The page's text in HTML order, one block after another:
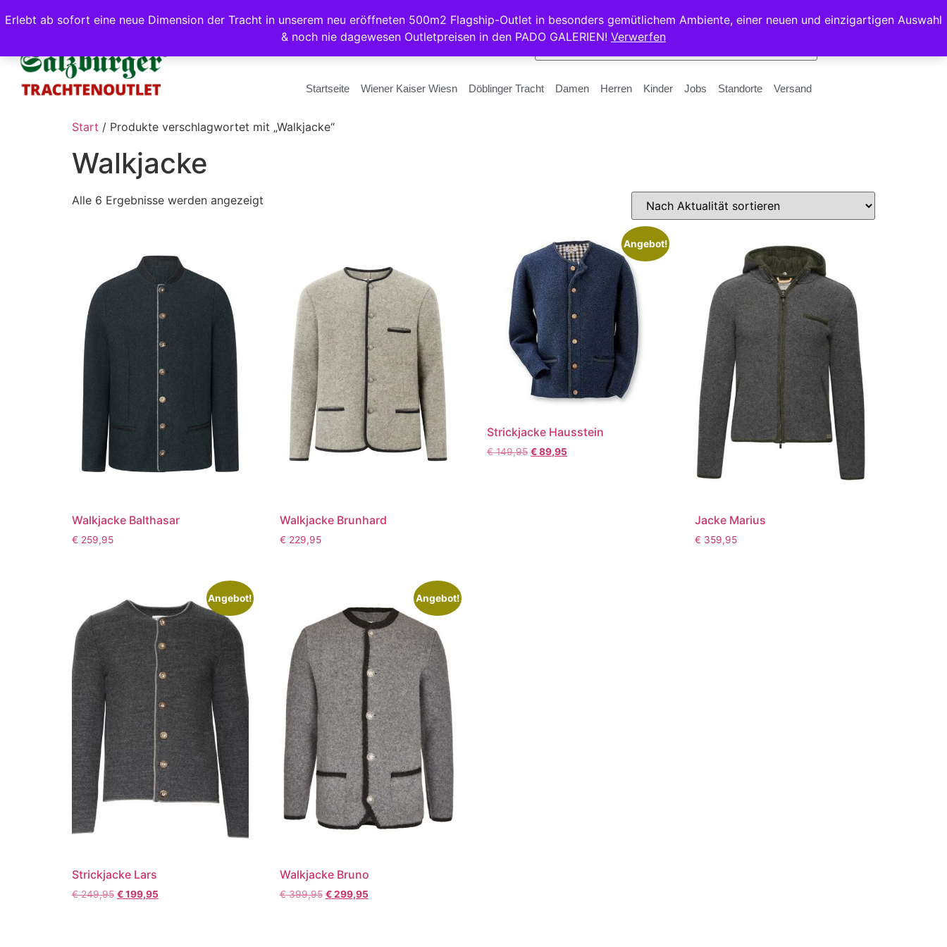
Erlebt ab sofort eine neue Dimension der Tracht in unserem neu eröffneten 500m2 Flagship-Outlet in besonders gemütlichem Ambiente, einer neuen und einzigartigen Auswahl
& noch nie dagewesen Outletpreisen in den PADO GALERIEN! Verwerfen
Startseite Wiener Kaiser Wiesn Döblinger Tracht Damen Herren Kinder Jobs Standorte Versand
Start / Produkte verschlagwortet mit „Walkjacke“
Walkjacke
Alle 6 Ergebnisse werden angezeigt
Walkjacke Balthasar
€ 259,95
Walkjacke Brunhard
€ 229,95
Angebot!
Strickjacke Hausstein
€149,95 €89,95
Jacke Marius
€ 359,95
Angebot!
Strickjacke Lars
€249,95 €199,95
Angebot!
Walkjacke Bruno
€399,95 €299,95